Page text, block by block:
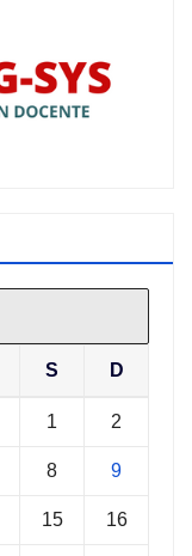
S D
1 2
8 9
15 16